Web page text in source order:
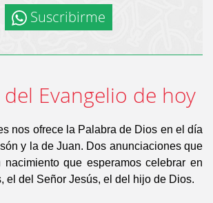
Suscribirme
Evangelio de hoy
nos ofrece la Palabra de Dios en el día
y la de Juan. Dos anunciaciones que
nacimiento que esperamos celebrar en
el del Señor Jesús, el del hijo de Dios.